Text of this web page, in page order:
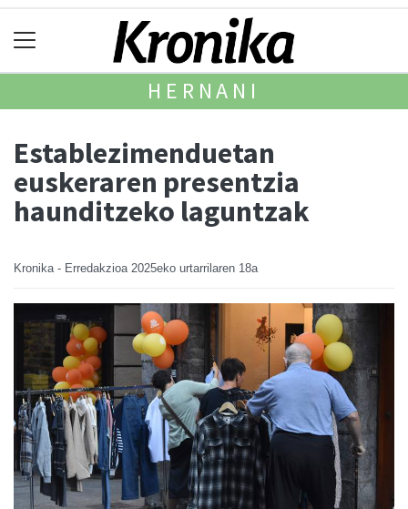
HERNANI
Establezimenduetan
euskeraren presentzia
haunditzeko laguntzak
Kronika - Erredakzioa 2025eko urtarrilaren 18a